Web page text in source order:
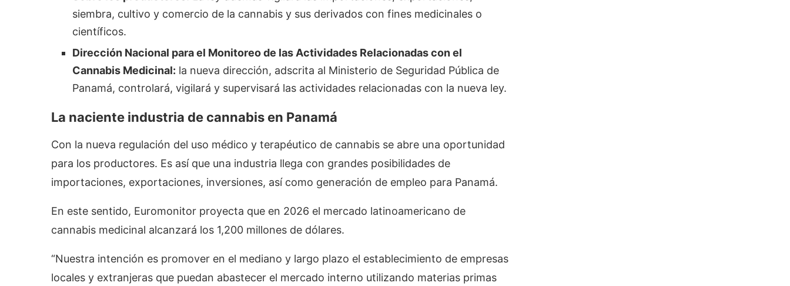
siembra, cultivo y comercio de la cannabis y sus derivados con fines medicinales o
científicos.
Dirección Nacional para el Monitoreo de las Actividades Relacionadas con el
Cannabis Medicinal: la nueva dirección, adscrita al Ministerio de Seguridad Pública de
Panamá, controlará, vigilará y supervisará las actividades relacionadas con la nueva ley.
La naciente industria de cannabis en Panamá
Con la nueva regulación del uso médico y terapéutico de cannabis se abre una oportunidad
para los productores. Es así que una industria llega con grandes posibilidades de
importaciones, exportaciones, inversiones, así como generación de empleo para Panamá.
En este sentido, Euromonitor proyecta que en 2026 el mercado latinoamericano de
cannabis medicinal alcanzará los 1,200 millones de dólares.
“Nuestra intención es promover en el mediano y largo plazo el establecimiento de empresas
locales y extranjeras que puedan abastecer el mercado interno utilizando materias primas